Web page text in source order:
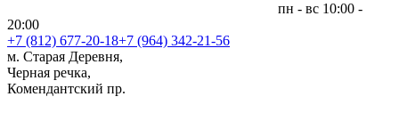
пн - вс 10:00 -
20:00
+7 (812) 677-20-18+7 (964) 342-21-56
м. Старая Деревня,
Черная речка,
Комендантский пр.